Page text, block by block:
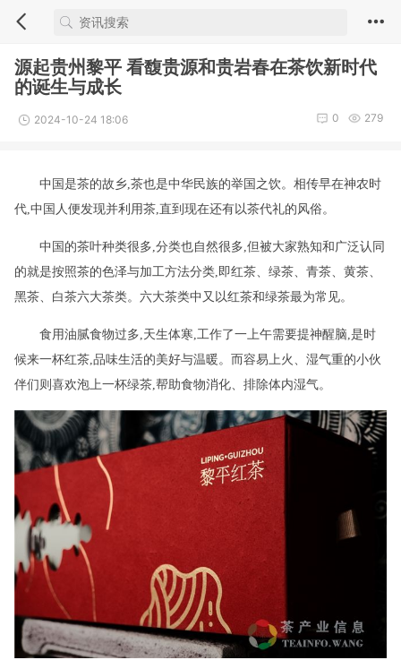
源起贵州黎平 看馥贵源和贵岩春在茶饮新时代
的诞生与成长
2024-10-24 18:06 279
0
中国是茶的故乡,茶也是中华民族的举国之饮。相传早在神农时
代,中国人便发现并利用茶,直到现在还有以茶代礼的风俗。
中国的茶叶种类很多,分类也自然很多,但被大家熟知和广泛认同
的就是按照茶的色泽与加工方法分类,即红茶、绿茶、青茶、黄茶、
黑茶、白茶六大茶类。六大茶类中又以红茶和绿茶最为常见。
食用油腻食物过多,天生‌体寒,工作了一上午‌需要提神醒脑,是时
候来一杯红茶,品味生活的美好与温暖。而容易上火、湿气重的小伙
伴们则喜欢泡上一杯绿茶,帮助食物消化、排除体内湿气。